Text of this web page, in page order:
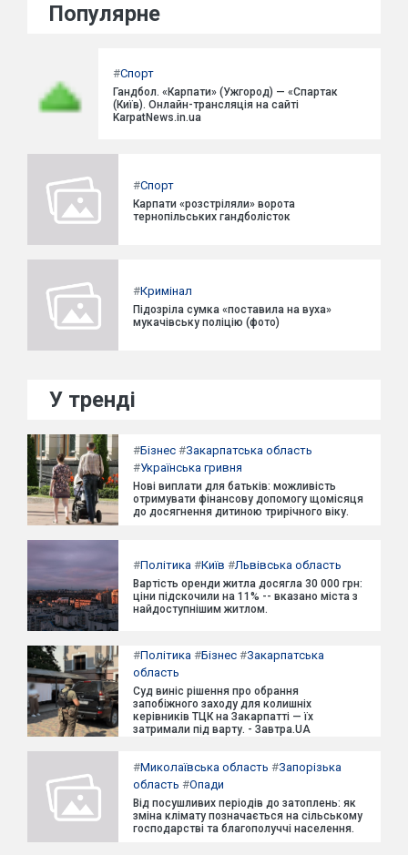
Популярне
#Спорт
Гандбол. «Карпати» (Ужгород) — «Спартак
(Київ). Онлайн-трансляція на сайті
KarpatNews.in.ua
#Спорт
Карпати «розстріляли» ворота
тернопільських гандболісток
#Кримінал
Підозріла сумка «поставила на вуха»
мукачівську поліцію (фото)
У тренді
#Бізнес #Закарпатська область
#Українська гривня
Нові виплати для батьків: можливість
отримувати фінансову допомогу щомісяця
до досягнення дитиною трирічного віку.
#Політика #Київ #Львівська область
Вартість оренди житла досягла 30 000 грн:
ціни підскочили на 11% -- вказано міста з
найдоступнішим житлом.
#Політика #Бізнес #Закарпатська
область
Суд виніс рішення про обрання
запобіжного заходу для колишніх
керівників ТЦК на Закарпатті — їх
затримали під варту. - Завтра.UA
#Миколаївська область #Запорізька
область #Опади
Від посушливих періодів до затоплень: як
зміна клімату позначається на сільському
господарстві та благополуччі населення.